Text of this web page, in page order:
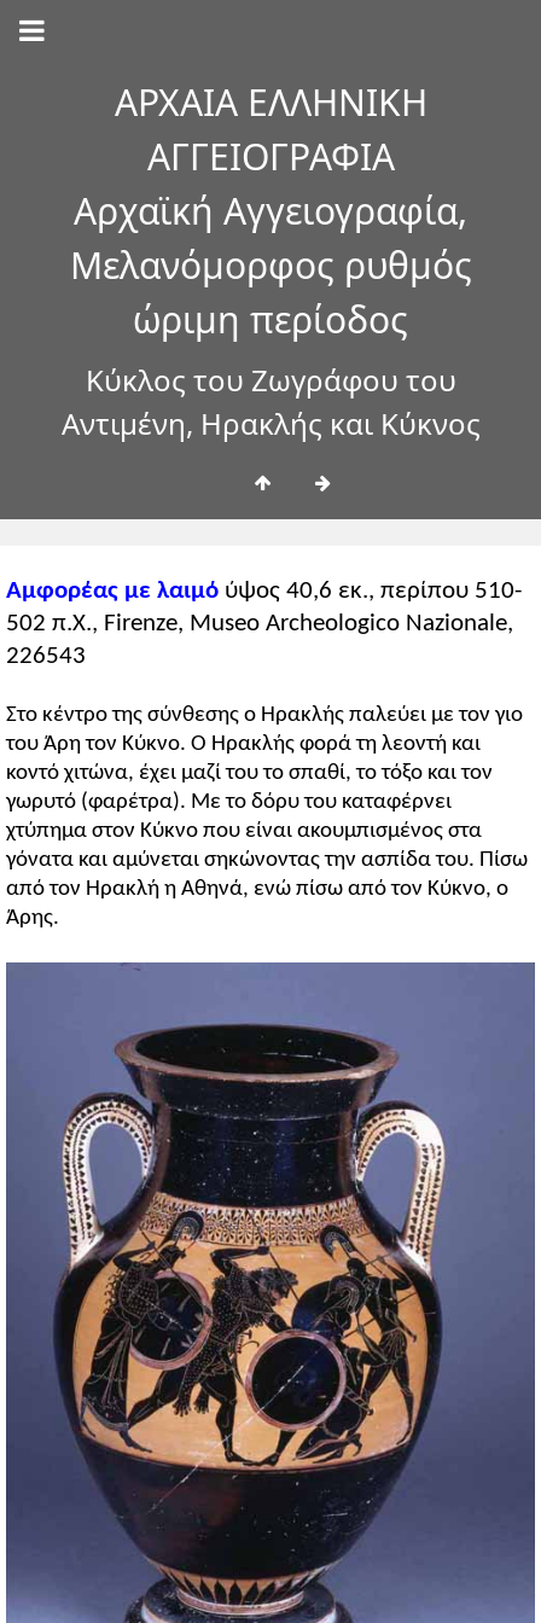
ΑΡΧΑΙΑ ΕΛΛΗΝΙΚΗ
ΑΓΓΕΙΟΓΡΑΦΙΑ
Αρχαϊκή Αγγειογραφία,
Μελανόμορφος ρυθμός
ώριμη περίοδος
Κύκλος του Ζωγράφου του
Αντιμένη, Ηρακλής και Κύκνος
Αμφορέας με λαιμό ύψος 40,6 εκ., περίπου 510-
502 π.Χ., Firenze, Museo Archeologico Nazionale,
226543
Στο κέντρο της σύνθεσης ο Ηρακλής παλεύει με τον γιο
του Άρη τον Κύκνο. Ο Ηρακλής φορά τη λεοντή και
κοντό χιτώνα, έχει μαζί του το σπαθί, το τόξο και τον
γωρυτό (φαρέτρα). Με το δόρυ του καταφέρνει
χτύπημα στον Κύκνο που είναι ακουμπισμένος στα
γόνατα και αμύνεται σηκώνοντας την ασπίδα του. Πίσω
από τον Ηρακλή η Αθηνά, ενώ πίσω από τον Κύκνο, ο
Άρης.